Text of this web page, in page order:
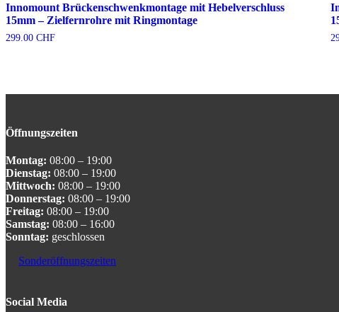
Innomount Brückenschwenkmontage mit Hebelverschluss
15mm – Zielfernrohre mit Ringmontage
299.00 CHF
Öffnungszeiten
Montag: 08:00 – 19:00
Dienstag: 08:00 – 19:00
Mittwoch: 08:00 – 19:00
Donnerstag: 08:00 – 19:00
Freitag: 08:00 – 19:00
Samstag: 08:00 – 16:00
Sonntag: geschlossen
Sonderöffnungszeiten
Social Media